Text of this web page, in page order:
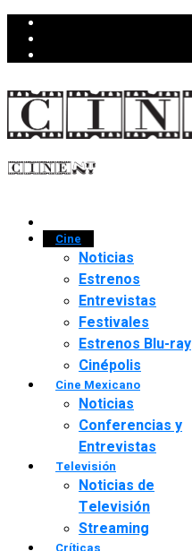
Cine
Noticias
Estrenos
Entrevistas
Festivales
Estrenos Blu-ray
Cinépolis
Cine Mexicano
Noticias
Conferencias y
Entrevistas
Televisión
Noticias de
Televisión
Streaming